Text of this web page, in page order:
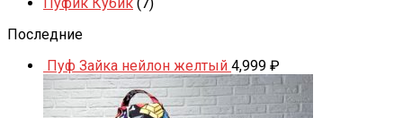
Последние
Пуф Зайка нейлон желтый 4,999 ₽